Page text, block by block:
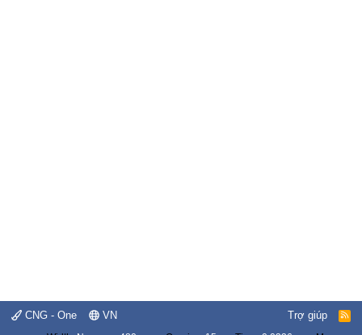
CNG - One VN Trợ giúp
R